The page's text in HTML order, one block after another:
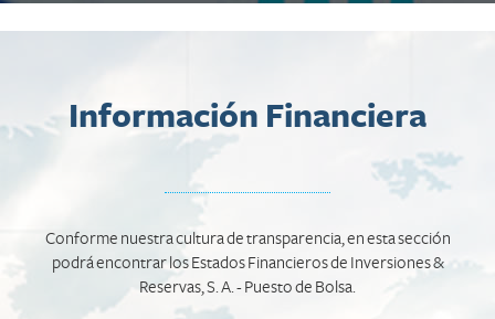
Información Financiera
Conforme nuestra cultura de transparencia, en esta sección
podrá encontrar los Estados Financieros de Inversiones &
Reservas, S. A. - Puesto de Bolsa.